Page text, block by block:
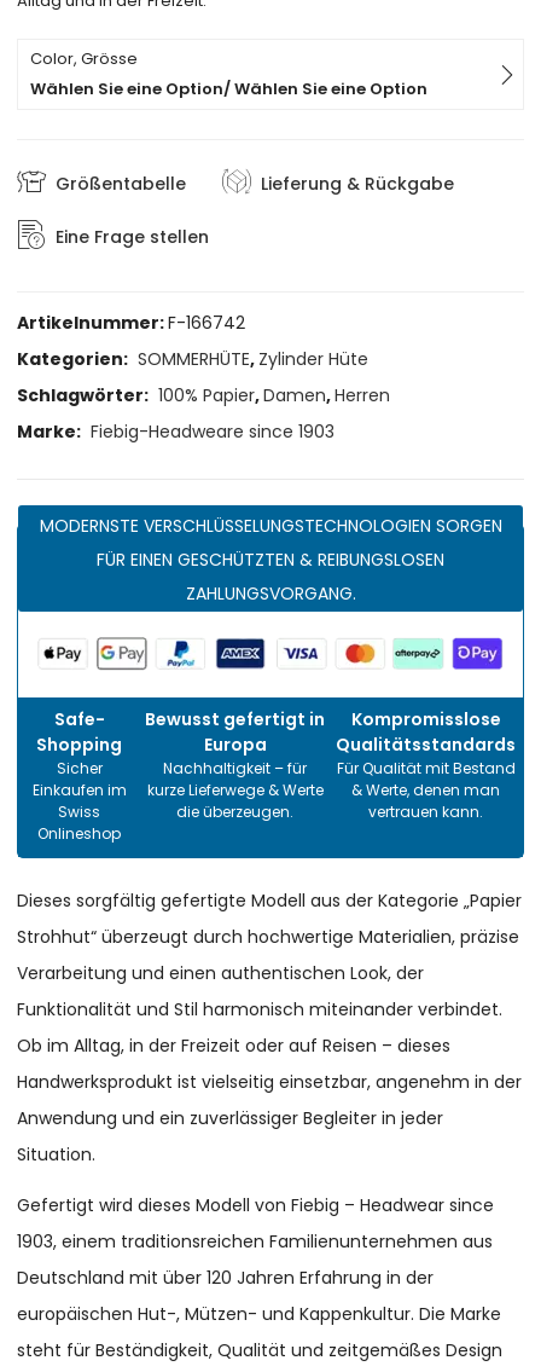
Color, Grösse
Wählen Sie eine Option/ Wählen Sie eine Option
Größentabelle Lieferung & Rückgabe
Eine Frage stellen
Artikelnummer:F-166742
Kategorien: SOMMERHÜTE, Zylinder Hüte
Schlagwörter: 100% Papier,Damen,Herren
Marke: Fiebig-Headweare since 1903
MODERNSTE VERSCHLÜSSELUNGSTECHNOLOGIEN SORGEN
FÜR EINEN GESCHÜTZTEN & REIBUNGSLOSEN
ZAHLUNGSVORGANG.
Safe-
Shopping
Sicher
Einkaufen im
Swiss
Onlineshop
Bewusst gefertigt in
Europa
Nachhaltigkeit – für
kurze Lieferwege & Werte
die überzeugen.
Kompromisslose
Qualitätsstandards
Für Qualität mit Bestand
& Werte, denen man
vertrauen kann.
Dieses sorgfältig gefertigte Modell aus der Kategorie „Papier
Strohhut“ überzeugt durch hochwertige Materialien, präzise
Verarbeitung und einen authentischen Look, der
Funktionalität und Stil harmonisch miteinander verbindet.
Ob im Alltag, in der Freizeit oder auf Reisen – dieses
Handwerksprodukt ist vielseitig einsetzbar, angenehm in der
Anwendung und ein zuverlässiger Begleiter in jeder
Situation.
Gefertigt wird dieses Modell von Fiebig – Headwear since
1903, einem traditionsreichen Familienunternehmen aus
Deutschland mit über 120 Jahren Erfahrung in der
europäischen Hut-, Mützen- und Kappenkultur. Die Marke
steht für Beständigkeit, Qualität und zeitgemäßes Design